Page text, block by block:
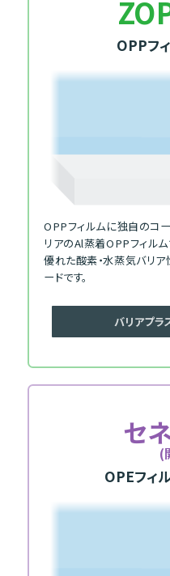
OPPフ
OPPフィルムに独自のコ
リアのAl蒸着OPPフィルム
優れた酸素・水蒸気バリ
ードです。
バリアプ
セ
(
OPEフィ